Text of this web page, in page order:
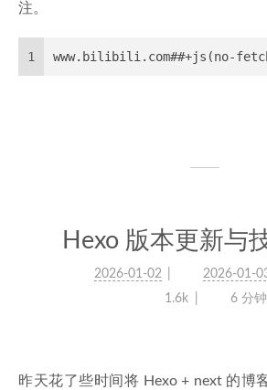
注。
1 www.bilibili.com##+js(no-
Hexo 版本更新与
2026-01-02 2026-01-
1.6k
6 分钟
昨天花了些时间将 Hexo + next 的博